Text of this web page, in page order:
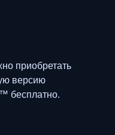
приобретать
версию
бесплатно.